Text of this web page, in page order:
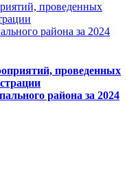
проведенных
района за 2024
проведенных
района за 2024